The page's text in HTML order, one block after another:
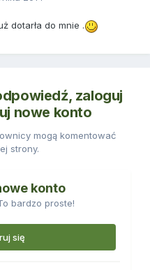
dotarła do mnie .
zaloguj
nowe konto
mogą komentować
strony.
konto
bardzo proste!
się